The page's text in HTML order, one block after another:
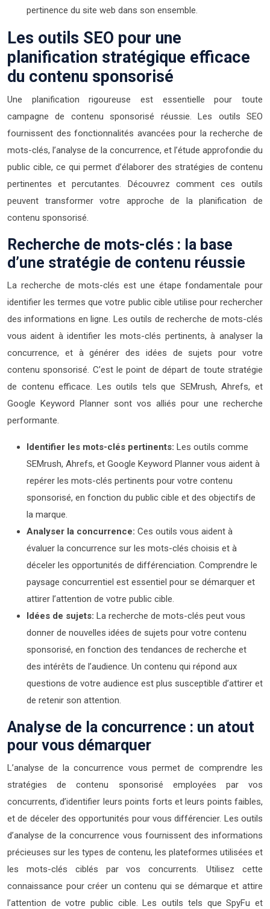
pertinence du site web dans son ensemble.
Les outils SEO pour une
planification stratégique efficace
du contenu sponsorisé
Une planification rigoureuse est essentielle pour toute
campagne de contenu sponsorisé réussie. Les outils SEO
fournissent des fonctionnalités avancées pour la recherche de
mots-clés, l’analyse de la concurrence, et l’étude approfondie du
public cible, ce qui permet d’élaborer des stratégies de contenu
pertinentes et percutantes. Découvrez comment ces outils
peuvent transformer votre approche de la planification de
contenu sponsorisé.
Recherche de mots-clés : la base
d’une stratégie de contenu réussie
La recherche de mots-clés est une étape fondamentale pour
identifier les termes que votre public cible utilise pour rechercher
des informations en ligne. Les outils de recherche de mots-clés
vous aident à identifier les mots-clés pertinents, à analyser la
concurrence, et à générer des idées de sujets pour votre
contenu sponsorisé. C’est le point de départ de toute stratégie
de contenu efficace. Les outils tels que SEMrush, Ahrefs, et
Google Keyword Planner sont vos alliés pour une recherche
performante.
Identifier les mots-clés pertinents: Les outils comme
SEMrush, Ahrefs, et Google Keyword Planner vous aident à
repérer les mots-clés pertinents pour votre contenu
sponsorisé, en fonction du public cible et des objectifs de
la marque.
Analyser la concurrence: Ces outils vous aident à
évaluer la concurrence sur les mots-clés choisis et à
déceler les opportunités de différenciation. Comprendre le
paysage concurrentiel est essentiel pour se démarquer et
attirer l’attention de votre public cible.
Idées de sujets: La recherche de mots-clés peut vous
donner de nouvelles idées de sujets pour votre contenu
sponsorisé, en fonction des tendances de recherche et
des intérêts de l’audience. Un contenu qui répond aux
questions de votre audience est plus susceptible d’attirer et
de retenir son attention.
Analyse de la concurrence : un atout
pour vous démarquer
L’analyse de la concurrence vous permet de comprendre les
stratégies de contenu sponsorisé employées par vos
concurrents, d’identifier leurs points forts et leurs points faibles,
et de déceler des opportunités pour vous différencier. Les outils
d’analyse de la concurrence vous fournissent des informations
précieuses sur les types de contenu, les plateformes utilisées et
les mots-clés ciblés par vos concurrents. Utilisez cette
connaissance pour créer un contenu qui se démarque et attire
l’attention de votre public cible. Les outils tels que SpyFu et